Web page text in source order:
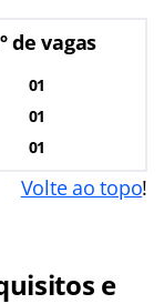
de vagas
01
01
01
Volte ao topo!
e